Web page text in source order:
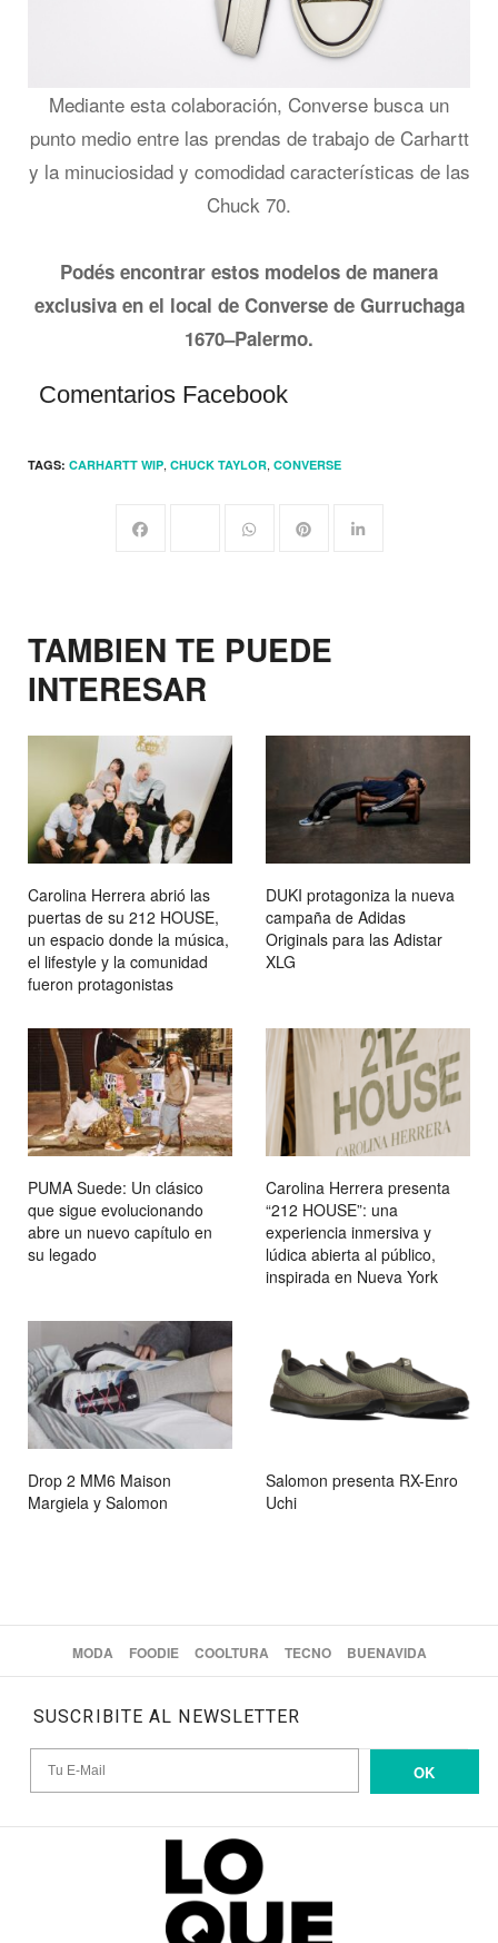
Mediante esta colaboración, Converse busca un
punto medio entre las prendas de trabajo de Carhartt
y la minuciosidad y comodidad características de las
Chuck 70.
Podés encontrar estos modelos de manera
exclusiva en el local de Converse de Gurruchaga
1670–Palermo.
Comentarios Facebook
TAGS: CARHARTT WIP, CHUCK TAYLOR, CONVERSE
TAMBIEN TE PUEDE
INTERESAR
Carolina Herrera abrió las
puertas de su 212 HOUSE,
un espacio donde la música,
el lifestyle y la comunidad
fueron protagonistas
DUKI protagoniza la nueva
campaña de Adidas
Originals para las Adistar
XLG
PUMA Suede: Un clásico
que sigue evolucionando
abre un nuevo capítulo en
su legado
Carolina Herrera presenta
“212 HOUSE”: una
experiencia inmersiva y
lúdica abierta al público,
inspirada en Nueva York
Drop 2 MM6 Maison
Margiela y Salomon
Salomon presenta RX-Enro
Uchi
MODA FOODIE COOLTURA TECNO BUENAVIDA
SUSCRIBITE AL NEWSLETTER
OK